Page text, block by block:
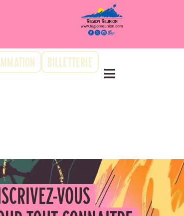
BILLETTERIE
VOUS